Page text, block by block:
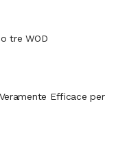
tre WOD
Efficace per